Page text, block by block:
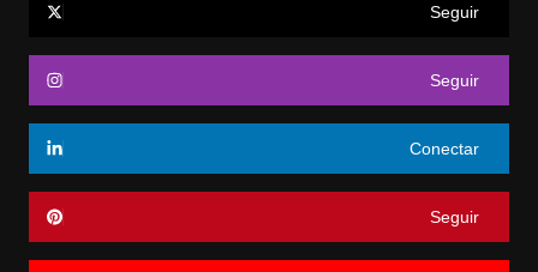
Seguir
Seguir
Conectar
Seguir